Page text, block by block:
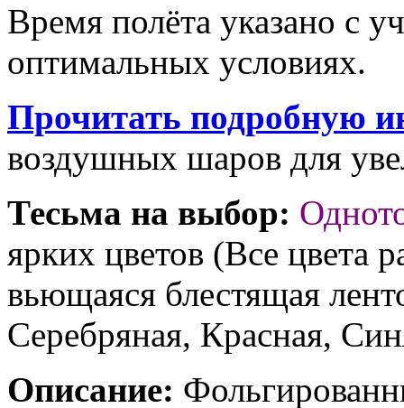
Время полёта указано с
оптимальных условиях.
Прочитать подробную
воздушных шаров для
Тесьма на выбор:
ярких цветов (Все цвета
вьющаяся блестящая
Серебряная, Красная,
Описание: